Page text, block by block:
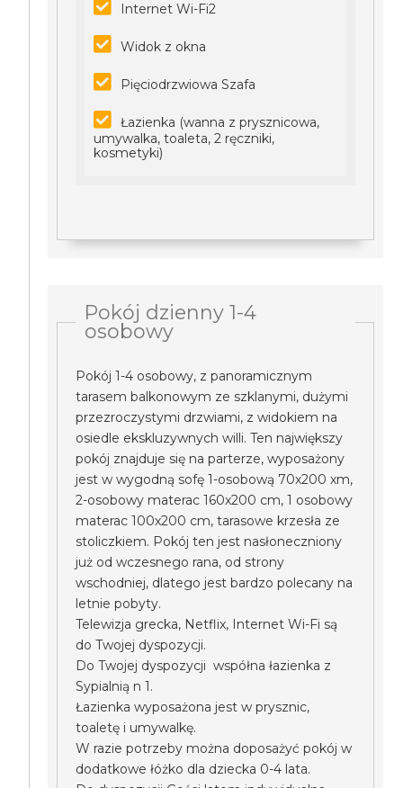
Internet Wi-Fi2
Widok z okna
Pięciodrzwiowa Szafa
Łazienka (wanna z prysznicowa,
umywalka, toaleta, 2 ręczniki,
kosmetyki)
Pokój dzienny 1-4
osobowy
Pokój 1-4 osobowy, z panoramicznym
tarasem balkonowym ze szklanymi, dużymi
przezroczystymi drzwiami, z widokiem na
osiedle ekskluzywnych willi. Ten największy
pokój znajduje się na parterze, wyposażony
jest w wygodną sofę 1-osobową 70x200 xm,
2-osobowy materac 160x200 cm, 1 osobowy
materac 100x200 cm, tarasowe krzesła ze
stoliczkiem. Pokój ten jest nasłoneczniony
już od wczesnego rana, od strony
wschodniej, dlatego jest bardzo polecany na
letnie pobyty.
Telewizja grecka, Netflix, Internet Wi-Fi są
do Twojej dyspozycji.
Do Twojej dyspozycji współna łazienka z
Sypialnią n 1.
Łazienka wyposażona jest w prysznic,
toaletę i umywalkę.
W razie potrzeby można doposażyć pokój w
dodatkowe łóżko dla dziecka 0-4 lata.